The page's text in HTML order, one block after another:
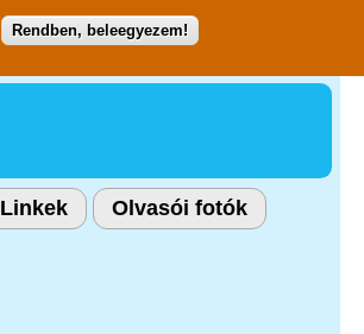
Rendben, beleegyezem!
Linkek
Olvasói fotók